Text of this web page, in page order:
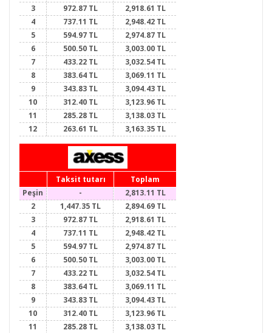
3
972.87 TL
2,918.61 TL
4
737.11 TL
2,948.42 TL
5
594.97 TL
2,974.87 TL
6
500.50 TL
3,003.00 TL
7
433.22 TL
3,032.54 TL
8
383.64 TL
3,069.11 TL
9
343.83 TL
3,094.43 TL
10
312.40 TL
3,123.96 TL
11
285.28 TL
3,138.03 TL
12
263.61 TL 3,163.35 TL
Taksit tutarı
Toplam
Peşin
-
2,813.11 TL
2
1,447.35 TL
2,894.69 TL
3
972.87 TL
2,918.61 TL
4
737.11 TL
2,948.42 TL
5
594.97 TL
2,974.87 TL
6
500.50 TL
3,003.00 TL
7
433.22 TL
3,032.54 TL
8
383.64 TL
3,069.11 TL
9
343.83 TL
3,094.43 TL
10
312.40 TL
3,123.96 TL
11
285.28 TL
3,138.03 TL